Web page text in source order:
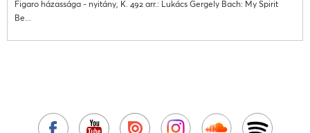
Figaro házassága - nyitány, K. 492 arr.: Lukács Gergely Bach: My Spirit
Be...